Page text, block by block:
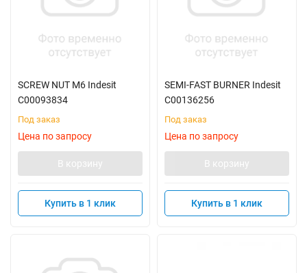
SCREW NUT M6 Indesit
C00093834
Под заказ
Цена по запросу
В корзину
Купить в 1 клик
SEMI-FAST BURNER Indesit
C00136256
Под заказ
Цена по запросу
В корзину
Купить в 1 клик